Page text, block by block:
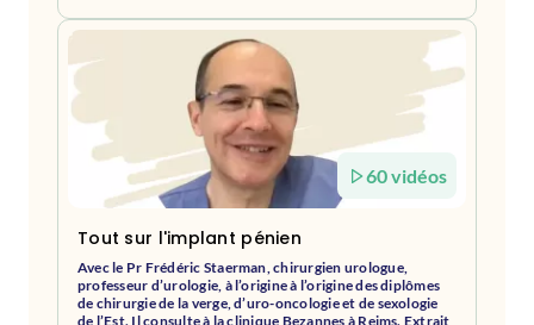
60 vidéos
Tout sur l'implant pénien
Avec le Pr Frédéric Staerman, chirurgien urologue,
professeur d’urologie, à l’origine à l’origine des diplômes
de chirurgie de la verge, d’uro-oncologie et de sexologie
de l’Est. Il consulte à la clinique Bezannes à Reims. Extrait